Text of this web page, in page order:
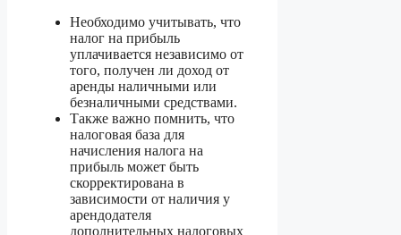
Необходимо учитывать, что
налог на прибыль
уплачивается независимо от
того, получен ли доход от
аренды наличными или
безналичными средствами.
Также важно помнить, что
налоговая база для
начисления налога на
прибыль может быть
скорректирована в
зависимости от наличия у
арендодателя
дополнительных налоговых